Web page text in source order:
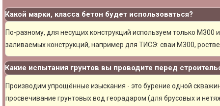
Какой марки, класса бетон будет использоваться?
По-разному, для несущих конструкций используем только М300
заливаемых конструкций, например для ТИСЭ: сваи М300,
Какие испытания грунтов вы проводите перед
Производим упрощённые изыскания - это бурение одной
просвечивание грунтовых вод георадаром (для брусовых и